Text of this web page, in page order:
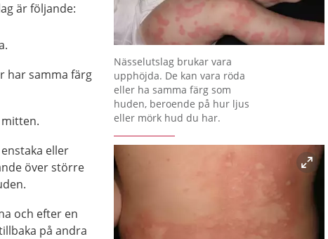
Förstora bilden
Nässelutslag brukar vara
upphöjda. De kan vara röda
eller ha samma färg som
huden, beroende på hur ljus
eller mörk hud du har.
är följande:
har samma färg
eller
över större
och efter en
på andra